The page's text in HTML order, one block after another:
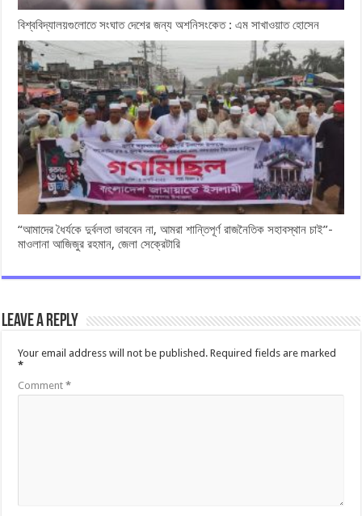
বিশ্ববিদ্যালয়গুলোতে সংঘাত দেশের জন্য অশনিসংকেত : এম সাখাওয়াত হোসেন
“আমাদের ধৈর্যকে দুর্বলতা ভাববেন না, আমরা শান্তিপূর্ণ রাজনৈতিক সহাবস্থান চাই”-
মাওলানা আজিজুর রহমান, জেলা সেক্রেটারি
Leave a Reply
Your email address will not be published. Required fields are marked
*
Comment*